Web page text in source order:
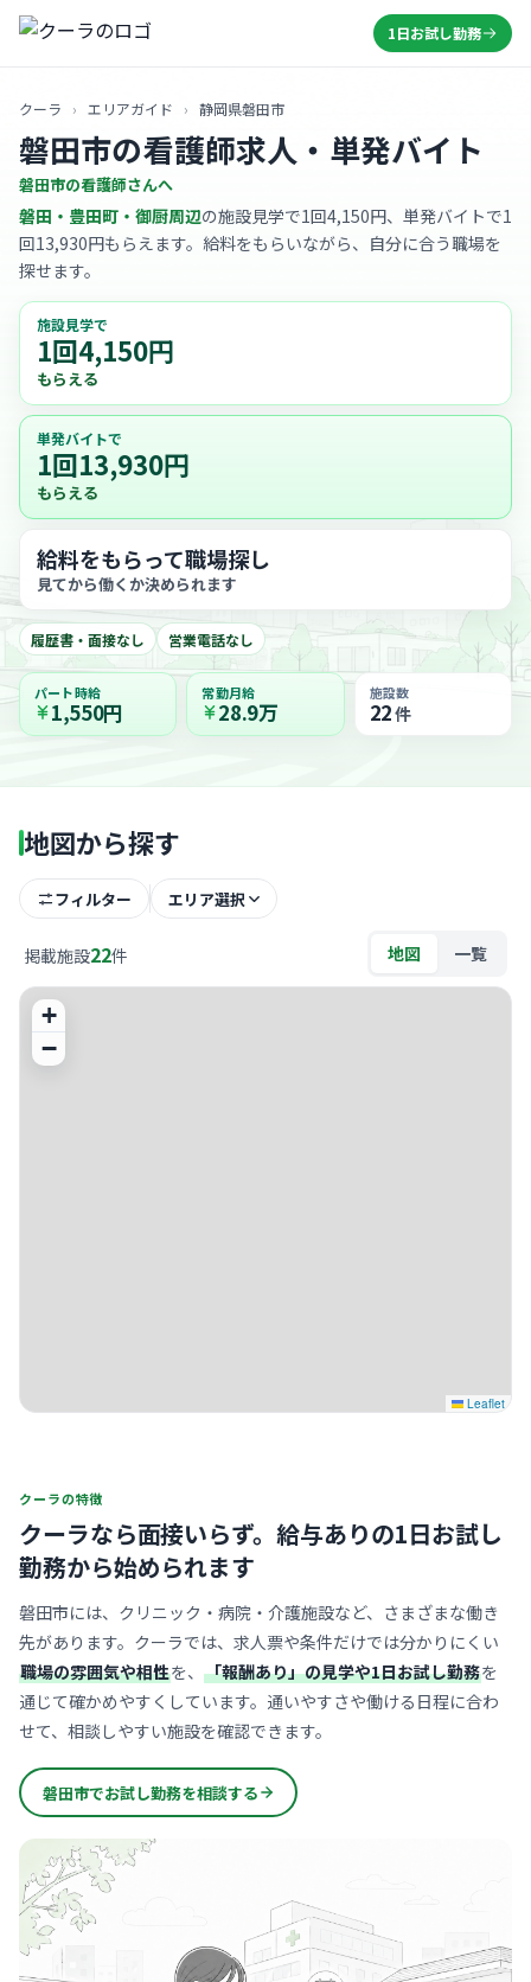
1日お試し勤務
クーラ › エリアガイド › 静岡県磐田市
磐田市の看護師求人・単発バイト
磐田市の看護師さんへ
磐田・豊田町・御厨周辺の施設見学で1回4,150円、単発バイトで1
回13,930円もらえます。給料をもらいながら、自分に合う職場を
探せます。
施設見学で
1回4,150円
もらえる
単発バイトで
1回13,930円
もらえる
給料をもらって職場探し
見てから働くか決められます
履歴書・面接なし 営業電話なし
パート時給
1,550円
常勤月給
28.9万
施設数
22件
地図から探す
フィルター エリア選択
掲載施設22件 地図 一覧
+
−
Leaflet
クーラの特徴
クーラなら面接いらず。 給与ありの1日お試し
勤務から始められます
磐田市には、クリニック・病院・介護施設など、さまざまな働き
先があります。クーラでは、求人票や条件だけでは分かりにくい
職場の雰囲気や相性を、 「報酬あり」の見学や1日お試し勤務を
通じて確かめやすくしています。通いやすさや働ける日程に合わ
せて、相談しやすい施設を確認できます。
磐田市でお試し勤務を相談する